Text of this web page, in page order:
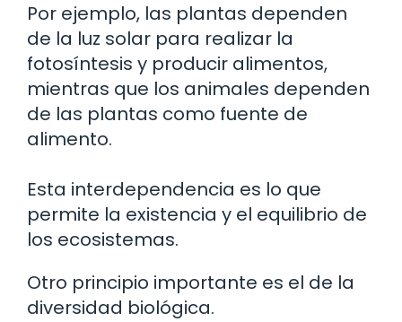
Por ejemplo, las plantas dependen
de la luz solar para realizar la
fotosíntesis y producir alimentos,
mientras que los animales dependen
de las plantas como fuente de
alimento.
Esta interdependencia es lo que
permite la existencia y el equilibrio de
los ecosistemas.
Otro principio importante es el de la
diversidad biológica.